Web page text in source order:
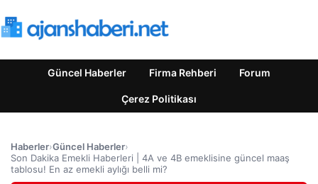
Güncel Haberler Firma Rehberi Forum
Çerez Politikası
Haberler›Güncel Haberler›
Son Dakika Emekli Haberleri | 4A ve 4B emeklisine güncel maaş
tablosu! En az emekli aylığı belli mi?